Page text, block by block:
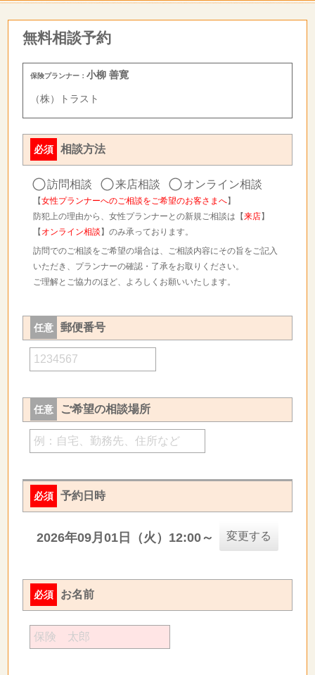
無料相談予約
保険プランナー：小柳 善寛
（株）トラスト
必須 相談方法
訪問相談 来店相談 オンライン相談
【女性プランナーへのご相談をご希望のお客さまへ】
防犯上の理由から、女性プランナーとの新規ご相談は【来店】
【 オンライン相談 】のみ承っております。
訪問でのご相談をご希望の場合は、ご相談内容にその旨をご記入
いただき、プランナーの確認・了承をお取りください。
ご理解とご協力のほど、よろしくお願いいたします。
任意 郵便番号
任意 ご希望の相談場所
必須 予約日時
2026年09月01日（火）12:00～ 変更する
必須 お名前